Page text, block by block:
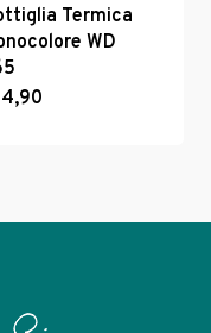
Termica
WD